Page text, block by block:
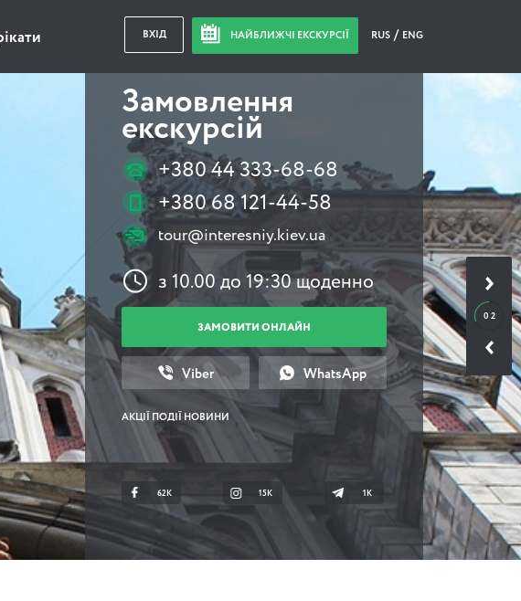
ВХІД НАЙБЛИЖЧІ ЕКСКУРСІЇ RUS ENG
0 2
Замовлення
екскурсій
+380 44 333-68-68
+380 68 121-44-58
tour@interesniy.kiev.ua
з 10.00 до 19:30 щоденно
ЗАМОВИТИ ОНЛАЙН
Viber WhatsApp
АКЦІЇ ПОДІЇ НОВИНИ
62K 15K 1К